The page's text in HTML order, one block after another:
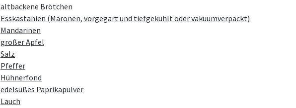
altbackene Brötchen
Esskastanien (Maronen, vorgegart und tiefgekühlt oder vakuumverpackt)
Mandarinen
großer Apfel
Salz
Pfeffer
Hühnerfond
edelsüßes Paprikapulver
Lauch